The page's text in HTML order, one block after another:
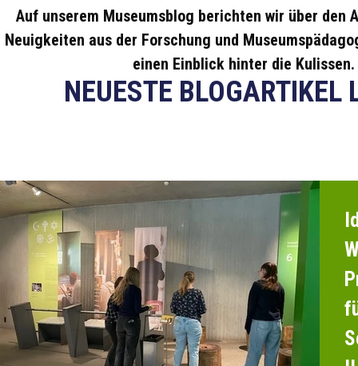
Auf unserem Museumsblog berichten wir über den
Neuigkeiten aus der Forschung und
einen Einblick hinter die Kulissen.
NEUESTE BLOGARTIKEL